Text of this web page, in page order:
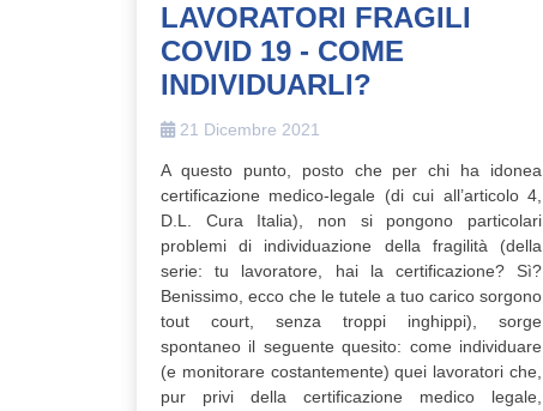
LAVORATORI FRAGILI
COVID 19 - COME
INDIVIDUARLI?
21 Dicembre 2021
A questo punto, posto che per chi ha idonea
certificazione medico-legale (di cui all’articolo 4,
D.L. Cura Italia), non si pongono particolari
problemi di individuazione della fragilità (della
serie: tu lavoratore, hai la certificazione? Sì?
Benissimo, ecco che le tutele a tuo carico sorgono
tout court, senza troppi inghippi), sorge
spontaneo il seguente quesito: come individuare
(e monitorare costantemente) quei lavoratori che,
pur privi della certificazione medico legale,